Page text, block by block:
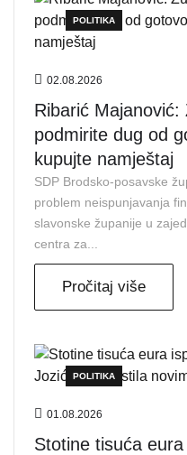
POLITIKA
02.08.2026
Ribarić
podmirite dug od
kupujte namještaj
SDP Brodsko-posavske
problem neispunjavanja
slavonske županije u
centra za...
Pročitaj više
POLITIKA
01.08.2026
Stotine tisuća